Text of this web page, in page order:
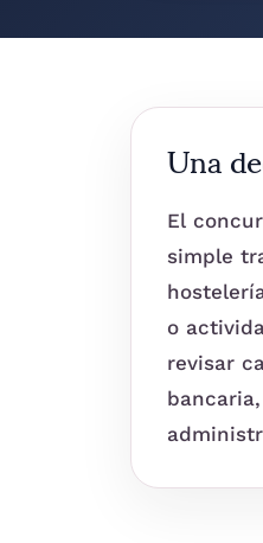
Una
El
simple
o
revisar